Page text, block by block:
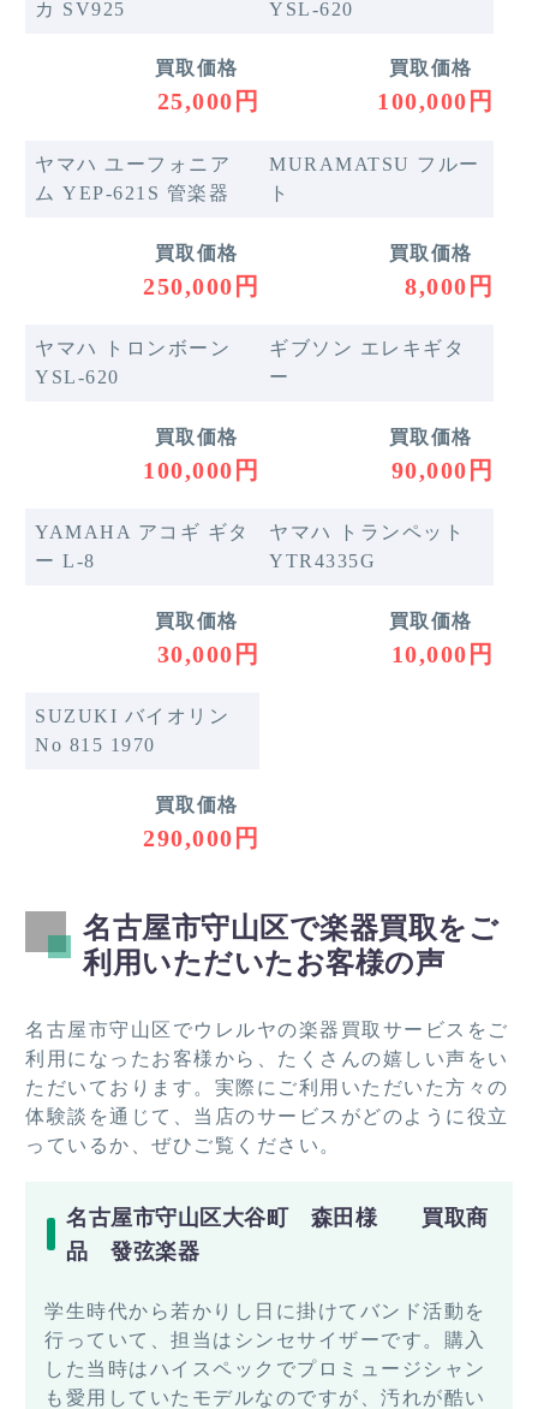
カ SV925
買取価格
25,000円
YSL-620
買取価格
100,000円
ヤマハ ユーフォニア
ム YEP-621S 管楽器
買取価格
250,000円
MURAMATSU フルー
ト
買取価格
8,000円
ヤマハ トロンボーン
YSL-620
買取価格
100,000円
ギブソン エレキギタ
ー
買取価格
90,000円
YAMAHA アコギ ギタ
ー L-8
買取価格
30,000円
ヤマハ トランペット
YTR4335G
買取価格
10,000円
SUZUKI バイオリン
No 815 1970
買取価格
290,000円
名古屋市守山区で楽器買取をご
利用いただいたお客様の声
名古屋市守山区でウレルヤの楽器買取サービスをご
利用になったお客様から、たくさんの嬉しい声をい
ただいております。実際にご利用いただいた方々の
体験談を通じて、当店のサービスがどのように役立
っているか、ぜひご覧ください。
名古屋市守山区大谷町 森田様 買取商
品 發弦楽器
学生時代から若かりし日に掛けてバンド活動を
行っていて、担当はシンセサイザーです。購入
した当時はハイスペックでプロミュージシャン
も愛用していたモデルなのですが、汚れが酷い